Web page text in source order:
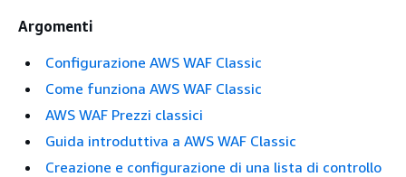
Argomenti
Configurazione AWS WAF Classic
Come funziona AWS WAF Classic
AWS WAF Prezzi classici
Guida introduttiva a AWS WAF Classic
Creazione e configurazione di una lista di controllo